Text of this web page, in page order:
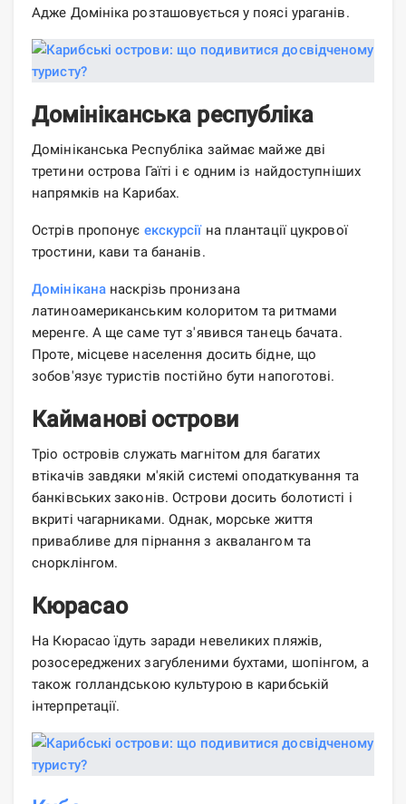
Адже Домініка розташовується у поясі ураганів.
Домініканська республіка
Домініканська Республіка займає майже дві
третини острова Гаїті і є одним із найдоступніших
напрямків на Карибах.
Острів пропонує екскурсіїна плантації цукрової
тростини, кави та бананів.
Домінікана наскрізь пронизана
латиноамериканським колоритом та ритмами
меренге. А ще саме тут з'явився танець бачата.
Проте, місцеве населення досить бідне, що
зобов'язує туристів постійно бути напоготові.
Кайманові острови
Тріо островів служать магнітом для багатих
втікачів завдяки м'якій системі оподаткування та
банківських законів. Острови досить болотисті і
вкриті чагарниками. Однак, морське життя
привабливе для пірнання з аквалангом та
снорклінгом.
Кюрасао
На Кюрасао їдуть заради невеликих пляжів,
розосереджених загубленими бухтами, шопінгом, а
також голландською культурою в карибській
інтерпретації.